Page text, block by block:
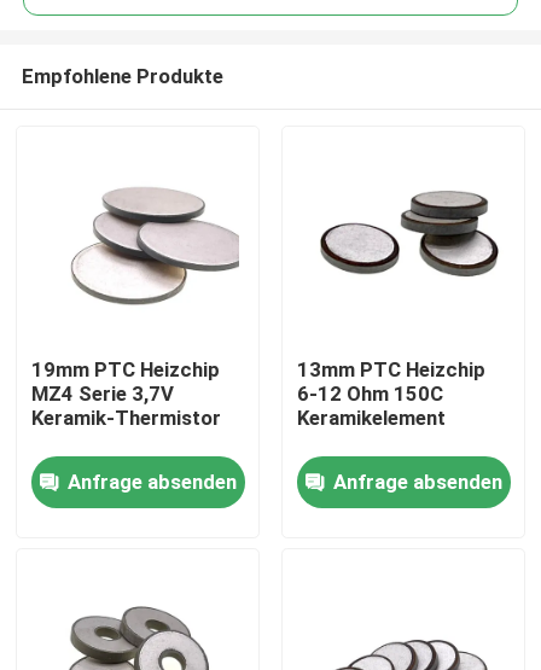
Produkte
Videos
Werksbesichtigung
Empfohlene Produkte
19mm PTC Heizchip
MZ4 Serie 3,7V
Keramik-Thermistor
Anfrage absenden
13mm PTC Heizchip
6-12 Ohm 150C
Keramikelement
Anfrage absenden